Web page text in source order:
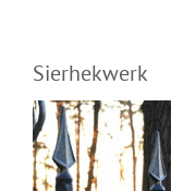
Sierhekwerk